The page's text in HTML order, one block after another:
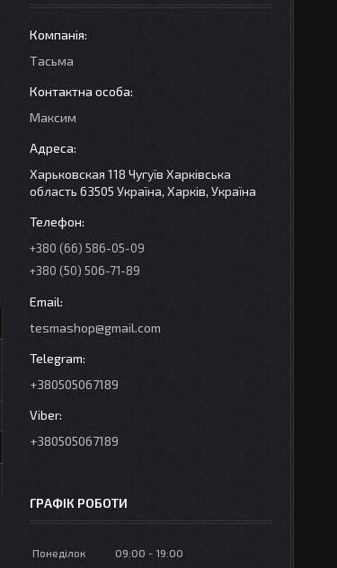
Тасьма
Максим
Харьковская 118 Чугуїв Харківська
область 63505 Україна, Харків, Україна
+380 (66) 586-05-09
+380 (50) 506-71-89
tesmashop@gmail.com
+380505067189
+380505067189
ГРАФІК РОБОТИ
Понеділок 09:00
19:00